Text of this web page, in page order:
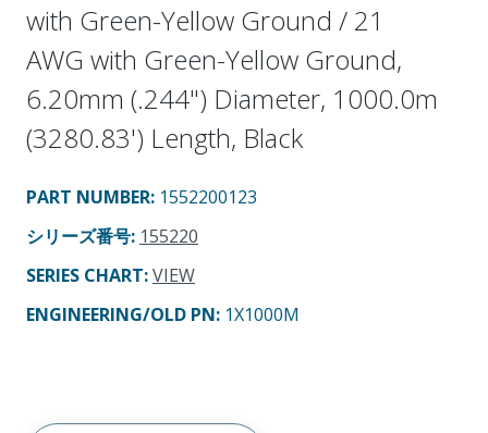
with Green-Yellow Ground / 21
AWG with Green-Yellow Ground,
6.20mm (.244") Diameter, 1000.0m
(3280.83') Length, Black
PART NUMBER: 1552200123
シリーズ番号: 155220
SERIES CHART:VIEW
ENGINEERING/OLD PN: 1X1000M